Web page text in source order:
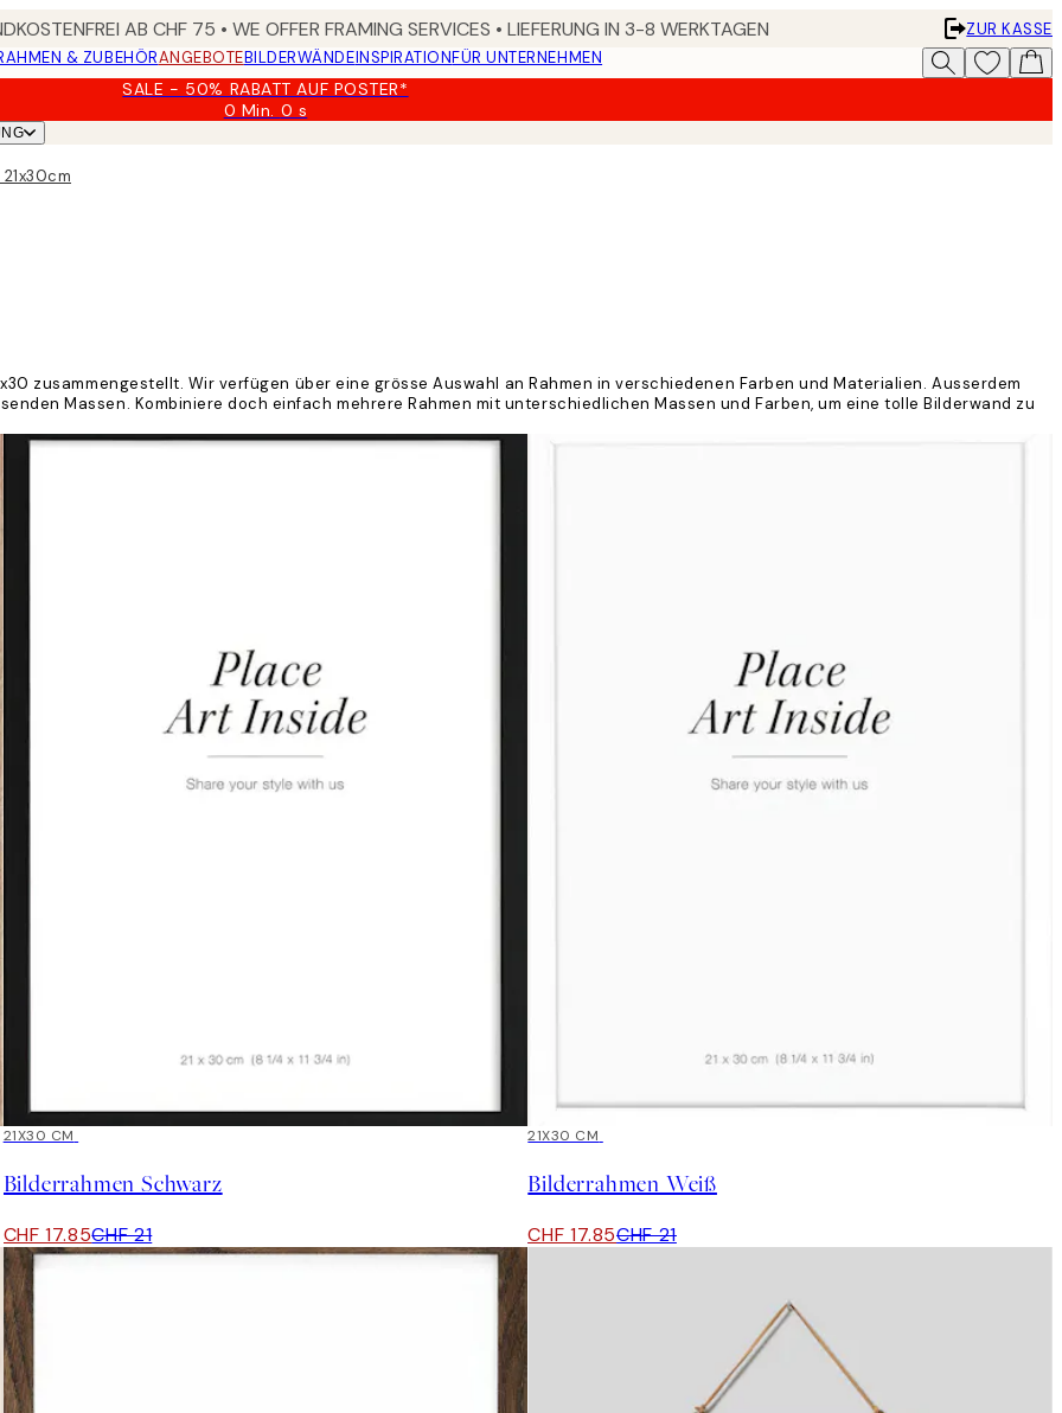
AB CHF 75 • WE OFFER FRAMING SERVICES • LIEFERUNG IN 3-8 WERKTAGEN
ZUR KASSE
& ZUBEHÖRANGEBOTEBILDERWÄNDEINSPIRATIONFÜR UNTERNEHMEN
SALE - 50% RABATT AUF POSTER*
0 Min. 0 s
Gültig
zusammengestellt. Wir verfügen über eine grösse Auswahl an Rahmen in verschiedenen Farben und Materialien. Ausserdem
Massen. Kombiniere doch einfach mehrere Rahmen mit unterschiedlichen Massen und Farben, um eine tolle Bilderwand zu
15%*
21X30 CM
Bilderrahmen Schwarz
CHF 17.85CHF 21
15%*
21X30 CM
Bilderrahmen Weiß
CHF 17.85CHF 21